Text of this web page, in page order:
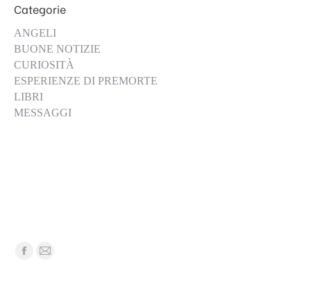
Categorie
ANGELI
BUONE NOTIZIE
CURIOSITÀ
ESPERIENZE DI PREMORTE
LIBRI
MESSAGGI